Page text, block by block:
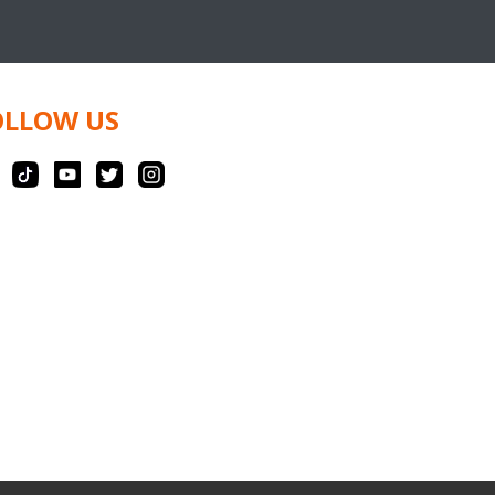
US